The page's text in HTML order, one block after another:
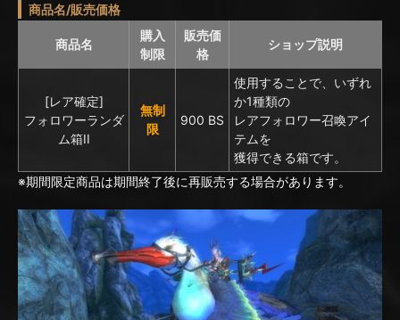
商品名/販売価格
商品名
購入
制限
販売価
格
ショップ説明
[レア確定]
フォロワーランダ
ム箱II
無制
限
900 BS
使用することで、いずれ
か1種類の
レアフォロワー召喚アイ
テムを
獲得できる箱です。
※期間限定商品は期間終了後に再販売する場合があります。